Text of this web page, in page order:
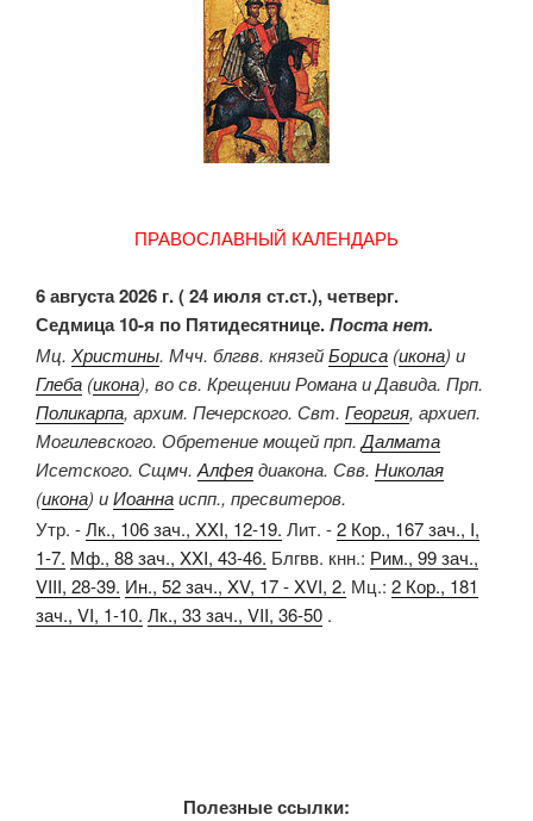
ПРАВОСЛАВНЫЙ КАЛЕНДАРЬ
6 августа 2026 г. ( 24 июля ст.ст.), четверг.
Седмица 10-я по Пятидесятнице.Поста нет.
Мц. Христины. Мчч. блгвв. князейБориса (икона) и
Глеба (икона), во св. Крещении Романа и Давида. Прп.
Поликарпа, архим. Печерского. Свт. Георгия, архиеп.
Могилевского. Обретение мощей прп. Далмата
Исетского. Сщмч. Алфеядиакона. Свв. Николая
(икона) иИоаннаиспп., пресвитеров.
Утр. -Лк., 106 зач., XXI, 12-19. Лит. -2 Кор., 167 зач., I,
1-7. Мф., 88 зач., XXI, 43-46. Блгвв. кнн.: Рим., 99 зач.,
VIII, 28-39. Ин., 52 зач., XV, 17 - XVI, 2. Мц.: 2 Кор., 181
зач., VI, 1-10. Лк., 33 зач., VII, 36-50 .
Полезные ссылки: